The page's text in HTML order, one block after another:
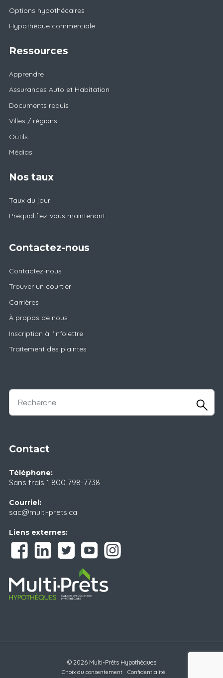
Options hypothécaires
Hypothèque commerciale
Ressources
Apprendre
Assurances Auto et Habitation
Documents requis
Villes / régions
Outils
Médias
Nos taux
Taux du jour
Préqualifiez-vous maintenant
Contactez-nous
Contactez-nous
Trouver un courtier
Carrières
À propos de nous
Inscription à l'infolettre
Traitement des plaintes
Contact
Téléphone:
Sans frais 1 800 798-7738
Courriel:
sac@multi-prets.ca
Liens externes:
© 2026 Multi-Prêts Hypothèques
Choix du consentement Confidentialité